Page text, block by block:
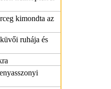
kimondta az
ruhája és